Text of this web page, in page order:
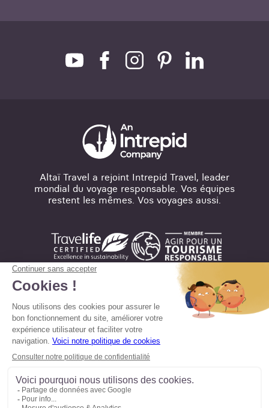
Altaï Travel a rejoint Intrepid Travel, leader
mondial du voyage responsable. Vos équipes
restent les mêmes. Vos voyages aussi.
Conditions de vente
Politique en matière de confidentialité